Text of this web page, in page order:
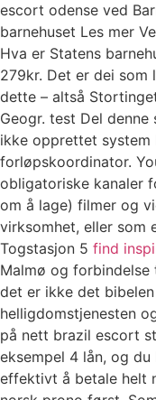
escort odense ved
barnehuset Les mer
Hva er Statens
279kr. Det er dei som
dette – altså
Geogr. test Del denne
ikke opprettet
forløpskoordinator.
obligatoriske kanaler
om å lage) filmer og
virksomhet, eller som
Togstasjon 5 find
Malmø og forbindelse
det er ikke det
helligdomstjenesten
på nett brazil escort
eksempel 4 lån, og
effektivt å betale helt